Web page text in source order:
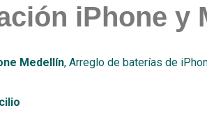
iPhone y
Medellín, Arreglo de baterías de